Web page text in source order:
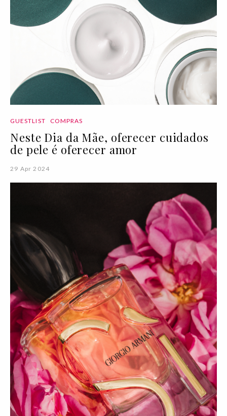
GUESTLIST COMPRAS
Neste Dia da Mãe, oferecer cuidados
de pele é oferecer amor
29 Apr 2024